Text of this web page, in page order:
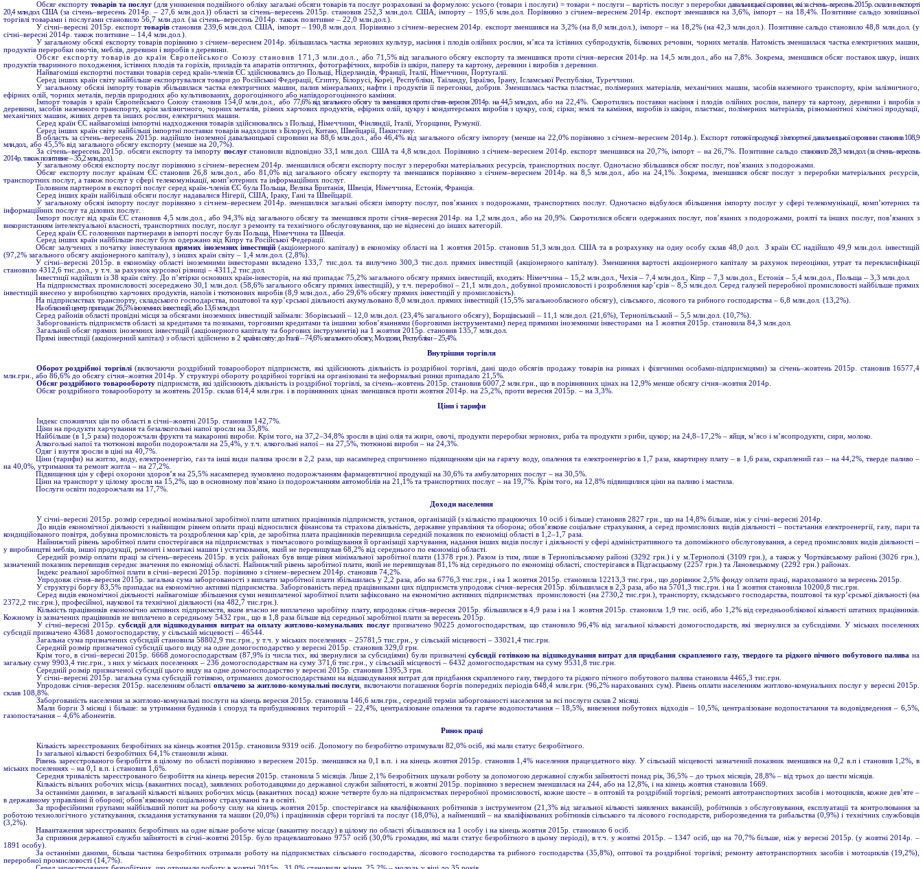
Обсяг експортутоварів та послуг (для уникнення подвійного обліку загальні обсяги товарів та послуг розраховані за формулою: усього (товари і послуги) = товари + послуги – вартість послуг з переробки давальницької сировини, які за січень–вересень 2015р. склали в експорті
20,4 млн.дол. США (за січень–вересень 2014р. – 27,6 млн.дол.)) області за січень–вересень 2015р. становив 252,3 млн.дол. США, імпорту – 195,6 млн.дол. Порівняно з січнем–вереснем 2014р. експорт зменшився на 3,6%, імпорт – на 18,4%. Позитивне сальдо зовнішньої
торгівлі товарами і послугами становило 56,7 млн.дол. (за січень–вересень 2014р. також позитивне – 22,0 млн.дол.).
У січні–вересні 2015р. експорттоварів становив 239,6 млн.дол. США, імпорт – 190,8 млн.дол. Порівняно з січнем–вереснем 2014р. експорт зменшився на 3,2% (на 8,0 млн.дол.), імпорт – на 18,2% (на 42,3 млн.дол.). Позитивне сальдо становило 48,8 млн.дол. (у
січні–вересні 2014р. також позитивне – 14,4 млн.дол.).
У загальному обсязі експорту товарів порівняно з січнем–вереснем 2014р. збільшилась частка зернових культур, насіння і плодів олійних рослин, м’яса та їстівних субпродуктів, білкових речовин, чорних металів. Натомість зменшилася частка електричних машин,
продуктів переробки овочів, меблів, деревини і виробів з деревини.
Обсяг експорту товарів до країн Європейського Союзу становив 171,3 млн.дол.,
або 71,5% від загального обсягу експорту та зменшився проти січня–вересня 2014р. на 14,5 млн.дол., або на 7,8%. Зокрема, зменшився обсяг поставок шкур, інших
продуктів тваринного походження, їстівних плодів та горіхів, приладів та апаратів оптичних, фотографічних, виробів із шкіри, паперу та картону, деревини і виробів з деревини.
Найвагоміші експортні поставки товарів серед країн-членів ЄС здійснювались до Польщі, Нідерландів, Франції, Італії, Німеччини, Портуґалії.
Серед інших країн світу найбільше експортувалися товари до Російської Федерації, Єгипту, Білорусі, Кореї, Республіки, Таїланду, Ізраїлю, Ірану, Ісламської Республіки, Туреччини.
У загальному обсязі імпорту товарів збільшилася частка електричних машин, палив мінеральних; нафти і продуктів її перегонки, добрив. Зменшилась частка пластмас, полімерних матеріалів, механічних машин, засобів наземного транспорту, крім залізничного,
ефірних олій, чорних металів, перлів природних або культивованих, дорогоцінного або напівдорогоцінного каміння.
Імпорт товарів з країн Європейського Союзу становив 154,0 млн.дол., або 77,6% від загального обсягу та зменшився проти січня–вересня 2014р. на 44,5 млн.дол.,
або на 22,4%. Скоротились поставки насіння і плодів олійних рослин, паперу та картону, деревини і виробів з
деревини, засобів наземного транспорту, крім залізничного, чорних металів, різних харчових продуктів, ефірних олій, цукру і кондитерських виробів з цукру, солі; сірки; землі та каміння, виробів із шкіри, пластмас, полімерних матеріалів, різноманітної хімічної продукції,
механічних машин, живих дерев та інших рослин, електричних машин.
Серед країн ЄС найвагоміші імпортні надходження товарів здійснювались з Польщі, Німеччини, Фінляндії, Італії, Угорщини, Румунії.
Серед інших країн світу найбільші імпортні поставки товарів надходили з Білорусі, Китаю, Швейцарії, Пакистану.
В область за січень–вересень 2015р. надійшло іноземної давальницької сировини на 88,6 млн.дол., або 46,4% від загального обсягу імпорту (менше на 22,0% порівняно з січнем–вереснем 2014р.). Експорт готової продукції з імпортної давальницької сировини становив 108,9
млн.дол. , або 45,5% від загального обсягу експорту (менше на 20,7%).
За січень–вересень 2015р. обсяги експорту та імпорту послугстановили відповідно 33,1 млн.дол. США та 4,8 млн.дол. Порівняно з січнем–вереснем 2014р. експорт зменшився на 20,7%, імпорт – на 26,7%. Позитивне сальдо становило 28,3 млн.дол. (за січень–вересень
2014р. також позитивне – 35,2 млн.дол.).
У загальному обсязі експорту послуг порівняно з січнем–вереснем 2014р. зменшилися обсяги експорту послуг з переробки матеріальних ресурсів, транспортних послуг. Одночасно збільшився обсяг послуг, пов’язаних з подорожами.
Обсяг експорту послуг країнам ЄС становив 26,8 млн.дол., або 81,0% від загального обсягу експорту та зменшився порівняно з січнем–вереснем 2014р. на 8,5 млн.дол., або на 24,1%. Зокрема, зменшився обсяг послуг з переробки матеріальних ресурсів,
транспортних послуг, а також послуг у сфері телекомунікації, комп’ютерних та інформаційних послуг.
Головним партнером в експорті послуг серед країн-членів ЄС була Польща, Велика Британія, Швеція, Німеччина, Естонія, Франція.
Серед інших країн найбільші обсяги послуг надавалися Нігерії, США, Іраку, Гані та Швейцарії.
У загальному обсязі імпорту послуг порівняно з січнем–вереснем 2014р. зменшилися загальні обсяги імпорту послуг, пов’язаних з подорожами, транспортних послуг. Одночасно відбулося збільшення імпорту послуг у сфері телекомунікації, комп’ютерних та
інформаційних послуг та ділових послуг.
Імпорт послуг від країн ЄС становив 4,5 млн.дол., або 94,3% від загального обсягу та зменшився проти січня–вересня 2014р. на 1,2 млн.дол., або на 20,9%. Скоротилися обсяги одержаних послуг, пов’язаних з подорожами, роялті та інших послуг, пов’язаних з
використанням інтелектуальної власності, транспортних послуг, послуг з ремонту та технічного обслуговування, що не віднесені до інших категорій.
Серед країн ЄС головними партнерами в імпорті послуг були Польща, Німеччина та Швеція.
Серед інших країн найбільше послуг було одержано від Кіпру та Російської Федерації.
Обсяг залучених з початку інвестування прямих іноземних інвестицій(акціонерного капіталу) в економіку області на 1 жовтня 2015р. становив 51,3 млн.дол. США та в розрахунку на одну особу склав 48,0 дол. З країн ЄС надійшло 49,9 млн.дол. інвестицій
(97,2% загального обсягу акціонерного капіталу), з інших країн світу – 1,4 млн.дол. (2,8%).
У січні–вересні 2015р. в економіку області іноземними інвесторами вкладено 133,7 тис.дол. та вилучено 300,3 тис.дол. прямих інвестицій (акціонерного капіталу). Зменшення вартості акціонерного капіталу за рахунок переоцінки, утрат та перекласифікації
становило 4312,6 тис.дол., у т.ч. за рахунок курсової різниці – 4311,2 тис.дол.
Інвестиції надійшли із 38 країн світу. До п’ятірки основних країн-інвесторів, на які припадає 75,2% загального обсягу прямих інвестицій, входять: Німеччина – 15,2 млн.дол., Чехія – 7,4 млн.дол., Кіпр – 7,3 млн.дол., Естонія – 5,4 млн.дол., Польща – 3,3 млн.дол.
На підприємствах промисловості зосереджено 30,1 млн.дол. (58,6% загального обсягу прямих інвестицій), у т.ч. переробної – 21,1 млн.дол., добувної промисловості і розроблення кар’єрів – 8,5 млн.дол. Серед галузей переробної промисловості найбільше прямих
інвестицій внесено у виробництво харчових продуктів, напоїв і тютюнових виробів (8,9 млн.дол., або 29,6% обсягу прямих інвестицій у промисловість).
На підприємствах транспорту, складського господарства, поштової та кур’єрської діяльності акумульовано 8,0 млн.дол. прямих інвестицій (15,5% загальнообласного обсягу), сільського, лісового та рибного господарства – 6,8 млн.дол. (13,2%).
На обласний центр припадає 26,5% іноземних інвестицій, або 13,6 млн.дол.
Серед районів області провідні місця за обсягами іноземних інвестицій займали: Зборівський – 12,0 млн.дол. (23,4% загального обсягу), Борщівський – 11,1 млн.дол. (21,6%), Тернопільський – 5,5 млн.дол. (10,7%).
Заборгованість підприємств області за кредитами та позиками, торговими кредитами та іншими зобов’язаннями (борговими інструментами) перед прямими іноземними інвесторами на 1 жовтня 2015р. становила 84,3 млн.дол.
Загальний обсяг прямих іноземних інвестицій (акціонерного капіталу та боргових інструментів) на 1 жовтня 2015р. становив 135,7 млн.дол.
Прямі інвестиції (акціонерний капітал) з області здійснено в 2 країни світу: до Італії – 74,6% загального обсягу, Молдови, Республіки – 25,4%.
Внутрішня торгівля
Оборот роздрібної торгівлі(включаючи роздрібний товарооборот підприємств, які здійснюють діяльність із роздрібної торгівлі, дані щодо обсягів продажу товарів на ринках і фізичними особами-підприємцями) за січень–жовтень 2015р. становив 16577,4
млн.грн., або 86,6% до обсягу січня–жовтня 2014р. У структурі обороту роздрібної торгівлі на організовані та неформальні ринки припадало 21,5%.
Обсяг роздрібного товарообороту підприємств, які здійснюють діяльність із роздрібної торгівлі, за січень–жовтень 2015р. становив 6007,2 млн.грн., що в порівнянних цінах на 12,9% менше обсягу січня–жовтня 2014р.
Обсяг роздрібного товарообороту за жовтень 2015р. склав 614,4 млн.грн. і в порівнянних цінах зменшився проти жовтня 2014р. на 25,2%, проти вересня 2015р. – на 3,3%.
Ціни і тарифи
Індекс споживчих цін по області в січні–жовтні 2015р. становив 142,7%.
Ціни на продукти харчування та безалкогольні напої зросли на 35,8%.
Найбільше (в 1,5 раза) подорожчали фрукти та макаронні вироби. Крім того, на 37,2–34,8% зросли в ціні олія та жири, овочі, продукти переробки зернових, риба та продукти з риби, цукор; на 24,8–17,2% – яйця, м’ясо і м’ясопродукти, сири, молоко.
Алкогольні напої та тютюнові вироби подорожчали на 25,4%, у т.ч. алкогольні напої – на 27,5%, тютюнові вироби – на 24,3%.
Одяг і взуття зросли в ціні на 40,7%.
Ціни (тарифи) на житло, воду, електроенергію, газ та інші види палива зросли в 2,2 раза, що насамперед спричинено підвищенням цін на гарячу воду, опалення та електроенергію в 1,7 раза, квартирну плату – в 1,6 раза, скраплений газ – на 44,2%, тверде паливо –
на 40,0%, утримання та ремонт житла – на 27,2%.
Підвищення цін у сфері охорони здоров’я на 25,5% насамперед зумовлено подорожчанням фармацевтичної продукції на 30,6% та амбулаторних послуг – на 30,5%.
Ціни на транспорт у цілому зросли на 15,2%, що в основному пов’язано із подорожчанням автомобілів на 21,1% та транспортних послуг – на 19,7%. Крім того, на 12,8% підвищилися ціни на паливо і мастила.
Послуги освіти подорожчали на 17,7%.
Доходи населення
У cічні–вересні 2015р. розмір середньої номінальної заробітної плати штатних працівників підприємств, установ, організацій (з кількістю працюючих 10 осіб і більше) становив 2827 грн., що на 14,8% більше, ніж у cічні–вересні 2014р.
До видів економічної діяльності з найвищим рівнем оплати праці відносилися фінансова та страхова діяльність, державне управління та оборона; обов’язкове соціальне страхування, а серед промислових видів діяльності – постачання електроенергії, газу, пари та
кондиційованого повітря, добувна промисловість та роздроблення кар’єрів, де заробітна плата працівників перевищила середній показник по економіці області в 1,2–1,7 раза.
Найнижчий рівень заробітної плати спостерігався на підприємствах з тимчасового розміщування й організації харчування, надання інших видів послуг і діяльності у сфері адміністративного та допоміжного обслуговування, а серед промислових видів діяльності –
у виробництві меблів, іншої продукції, ремонті і монтажі машин і устатковання, який не перевищував 68,2% від середнього по економіці області.
Середній розмір оплати праці за січень–вересень 2015р. в усіх районах був вище рівня мінімальної заробітної плати (1378 грн.). Разом із тим, лише в Тернопільському районі (3292 грн.) і у м.Тернополі (3109 грн.), а також у Чортківському районі (3026 грн.),
зазначений показник перевищив середнє значення по економіці області. Найнижчий рівень заробітної плати, який не перевищував 81,1% від середнього по економіці області, спостерігався в Підгаєцькому (2257 грн.) та Лановецькому (2292 грн.) районах.
Індекс реальної заробітної плати в січні–вересні 2015р. порівняно з січнем–вереснем 2014р. становив 74,2%.
Упродовж січня–вересня 2015р. загальна сума заборгованості з виплати заробітної плати збільшилась у 2,2 раза, або на 6776,3 тис.грн., і на 1 жовтня 2015р. становила 12213,3 тис.грн., що дорівнює 2,5% фонду оплати праці, нарахованого за вересень 2015р.
У структурі боргу 83,5% припадає на економічно активні підприємства. Заборгованість перед працівниками цих підприємств упродовж січня–вересня 2015р. збільшилася в 2,3 раза, або на 5701,3 тис.грн. і на 1 жовтня становила 10200,8 тис.грн.
Серед видів економічної діяльності найвагоміше збільшення суми невиплаченої заробітної плати зафіксовано на економічно активних підприємствах промисловості (на 2730,2 тис.грн.), транспорту, складського господарства, поштової та кур’єрської діяльності (на
2372,2 тис.грн.), професійної, наукової та технічної діяльності (на 482,7 тис.грн.).
Кількість працівників економічно активних підприємств, яким вчасно не виплачено заробітну плату, впродовж січня–вересня 2015р. збільшилася в 4,9 раза і на 1 жовтня 2015р. становила 1,9 тис. осіб, або 1,2% від середньооблікової кількості штатних працівників.
Кожному із зазначених працівників не виплачено в середньому 5432 грн., що в 1,8 раза більше від середньої заробітної плати за вересень 2015р.
У січні–вересні 2015р. субсидії для відшкодування витрат на оплату житлово-комунальних послугпризначено 90225 домогосподарствам, що становило 96,4% від загальної кількості домогосподарств, які звернулися за субсидіями. У міських поселеннях
субсидії призначено 43681 домогосподарству, у сільській місцевості – 46544.
Загальна сума призначених субсидій становила 58802,9 тис.грн., у т.ч. у міських поселеннях – 25781,5 тис.грн., у сільській місцевості – 33021,4 тис.грн.
Середній розмір призначеної субсидії цього виду на одне домогосподарство у вересні 2015р. становив 329,0 грн.
Крім того, в січні–вересні 2015р. 6668 домогосподарствам (87,9% із числа тих, які звернулися за субсидіями) були призначенісубсидії готівкою на відшкодування витрат для придбання скрапленого газу, твердого та рідкого пічного побутового палива на
загальну суму 9903,4 тис.грн., з них у міських поселеннях – 236 домогосподарствам на суму 371,6 тис.грн., у сільській місцевості – 6432 домогосподарствам на суму 9531,8 тис.грн.
Середній розмір призначеної субсидії цього виду на одне домогосподарство у вересні 2015р. становив 1395,3 грн.
У січні–вересні 2015р. загальна сума субсидій готівкою, отриманих домогосподарствами на відшкодування витрат для придбання скрапленого газу, твердого та рідкого пічного побутового палива становила 4465,3 тис.грн.
Упродовж січня–вересня 2015р. населенням області оплачено за житлово-комунальні послуги , включаючи погашення боргів попередніх періодів 648,4 млн.грн. (96,2% нарахованих сум). Рівень оплати населенням житлово-комунальних послуг у вересні 2015р.
склав 108,8%.
Заборгованість населення за житлово-комунальні послуги на кінець вересня 2015р. становила 146,6 млн.грн., середній термін заборгованості населення за всі послуги склав 2 місяці.
Мали борги 3 місяці і більше: за утримання будинків і споруд та прибудинкових територій – 22,4%, централізоване опалення та гаряче водопостачання – 18,5%, вивезення побутових відходів – 10,5%, централізоване водопостачання та водовідведення – 6,5%,
газопостачання – 4,6% абонентів.
Ринок праці
Кількість зареєстрованих безробітних на кінець жовтня 2015р. становила 9319 осіб. Допомогу по безробіттю отримували 82,0% осіб, які мали статус безробітного.
Із загальної кількості безробітних 64,1% становили жінки.
Рівень зареєстрованого безробіття в цілому по області порівняно з вереснем 2015р. зменшився на 0,1 в.п. і на кінець жовтня 2015р. становив 1,4% населення працездатного віку. У сільській місцевості зазначений показник зменшився на 0,2 в.п і становив 1,2%, в
міських поселеннях – на 0,1 в.п. і становив 1,6%.
Середня тривалість зареєстрованого безробіття на кінець вересня 2015р. становила 5 місяців. Лише 2,1% безробітних шукали роботу за допомогою державної служби зайнятості понад рік, 36,5% – до трьох місяців, 28,8% – від трьох до шести місяців.
Кількість вільних робочих місць (вакантних посад), заявлених роботодавцямидо державної служби зайнятості, в жовтні 2015р. порівняно з вереснем зменшилася на 244, або на 12,8%, і на кінець жовтня становила 1669.
За останніми даними, в загальній кількості вільних робочих місць (вакантних посад) кожне четверте було на підприємствах переробної промисловості, кожне шосте – в оптовій та роздрібній торгівлі; ремонті автотранспортних засобів і мотоциклів, кожне дев’яте –
в державному управлінні й обороні; обов’язковому соціальному страхуванні та в освіті.
За професійними групами найбільший попит на робочу силу на кінець жовтня 2015р. спостерігався на кваліфікованих робітників з інструментом (21,3% від загальної кількості заявлених вакансій), робітників з обслуговування, експлуатації та контролювання за
роботою технологічного устаткування, складання устаткування та машин (20,0%) і працівників сфери торгівлі та послуг (18,0%), а найменший – на кваліфікованих робітників сільського та лісового господарств, риборозведення та рибальства (0,9%) і технічних службовців
(3,2%).
Навантаження зареєстрованих безробітних на одне вільне робоче місце (вакантну посаду) в цілому по області збільшилося на 1 особу і на кінець жовтня 2015р. становило 6 осіб.
За сприяння державної служби зайнятості в січні–жовтні 2015р. було працевлаштовано 9757 осіб (30,0% громадян, які мали статус безробітного в цьому періоді), в т.ч. у жовтні 2015р. – 1347 осіб, що на 70,7% більше, ніж у вересні 2015р. (у жовтні 2014р. –
1891 особу).
За останніми даними, більша частина безробітних отримали роботу на підприємствах сільського господарства, лісового господарства та рибного господарства (35,8%), оптової та роздрібної торгівлі; ремонту автотранспортних засобів і мотоциклів (19,2%),
переробної промисловості (14,7%).